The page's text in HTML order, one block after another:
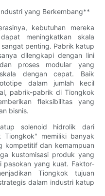
yang Berkembang**
kebutuhan mereka
meningkatkan skala
penting. Pabrik katup
dilengkapi dengan lini
proses modular yang
dengan cepat. Baik
dalam jumlah kecil
pabrik-pabrik di Tiongkok
fleksibilitas yang
bisnis.
solenoid hidrolik dari
memiliki banyak
kompetitif dan kemampuan
kustomisasi produk yang
pasokan yang kuat. Faktor-
Tiongkok tujuan
dalam industri katup